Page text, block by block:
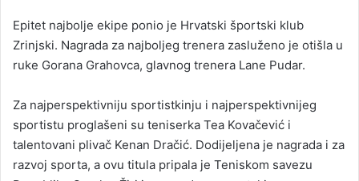
Epitet najbolje ekipe ponio je Hrvatski športski klub
Zrinjski. Nagrada za najboljeg trenera zasluženo je otišla u
ruke Gorana Grahovca, glavnog trenera Lane Pudar.
Za najperspektivniju sportistkinju i najperspektivnijeg
sportistu proglašeni su teniserka Tea Kovačević i
talentovani plivač Kenan Dračić. Dodijeljena je nagrada i za
razvoj sporta, a ovu titula pripala je Teniskom savezu